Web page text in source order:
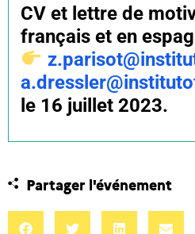
CV et lettre de
français et en
le 16 juillet 2023.
Partager l'événement